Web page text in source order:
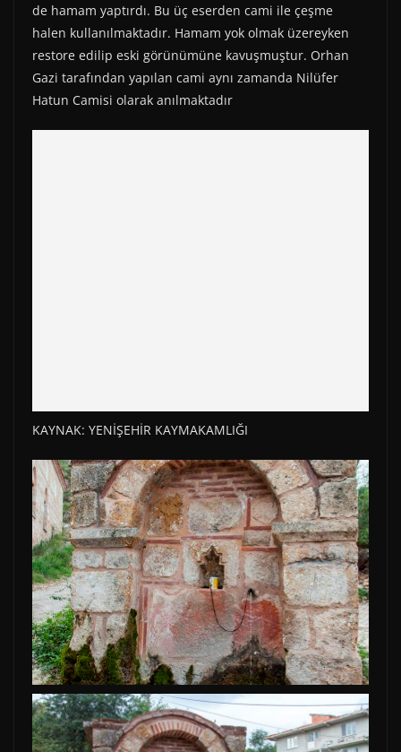
de hamam yaptırdı. Bu üç eserden cami ile çeşme
halen kullanılmaktadır. Hamam yok olmak üzereyken
restore edilip eski görünümüne kavuşmuştur. Orhan
Gazi tarafından yapılan cami aynı zamanda Nilüfer
Hatun Camisi olarak anılmaktadır
KAYNAK: YENİŞEHİR KAYMAKAMLIĞI